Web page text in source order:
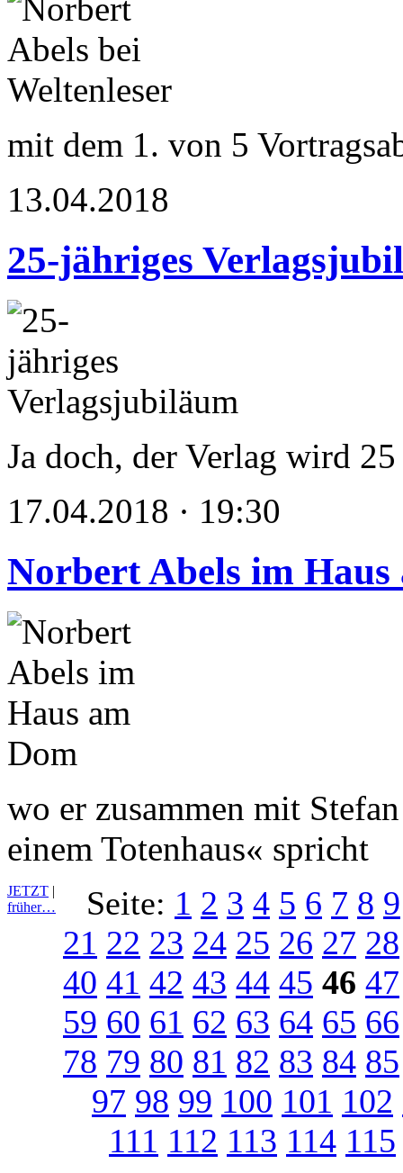
mit dem 1. von 5
13.04.2018
25-jähriges
Ja doch, der Verlag wird
17.04.2018 · 19:30
Norbert Abels im Haus
wo er zusammen mit
einem Totenhaus« spricht
JETZT |
früher…
Seite: 1 2 3 4 5 6 7 8 9
21 22 23 24 25 26 27 28
40 41 42 43 44 45 46 47
59 60 61 62 63 64 65 66
78 79 80 81 82 83 84 85
97 98 99 100 101 102
111 112 113 114 115